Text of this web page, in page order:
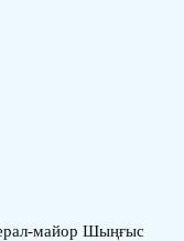
майор Шыңғыс